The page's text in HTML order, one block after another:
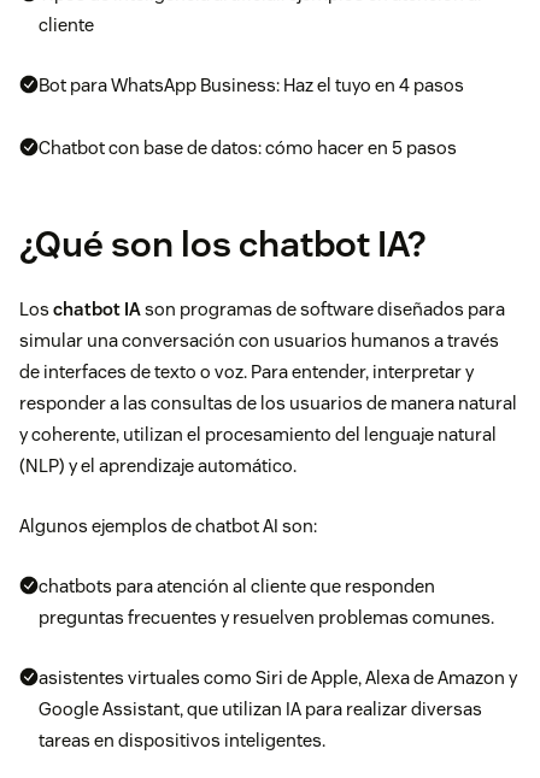
cliente
Bot para WhatsApp Business: Haz el tuyo en 4 pasos
Chatbot con base de datos: cómo hacer en 5 pasos
¿Qué son los chatbot IA?
Los chatbot IAson programas de software diseñados para
simular una conversación con usuarios humanos a través
de interfaces de texto o voz. Para entender, interpretar y
responder a las consultas de los usuarios de manera natural
y coherente, utilizan el procesamiento del lenguaje natural
(NLP) y el aprendizaje automático.
Algunos ejemplos de chatbot AI son:
chatbots para atención al cliente que responden
preguntas frecuentes y resuelven problemas comunes.
asistentes virtuales como Siri de Apple, Alexa de Amazon y
Google Assistant, que utilizan IA para realizar diversas
tareas en dispositivos inteligentes.